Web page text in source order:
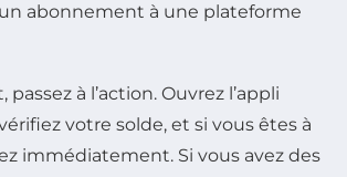
abonnement à une plateforme
à l’action. Ouvrez l’appli
votre solde, et si vous êtes à
immédiatement. Si vous avez des